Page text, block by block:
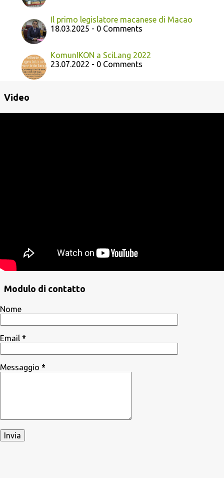
Il primo legislatore macanese di Macao
18.03.2025 - 0 Comments
KomunIKON a SciLang 2022
23.07.2022 - 0 Comments
Video
Modulo di contatto
Nome
Email *
Messaggio *